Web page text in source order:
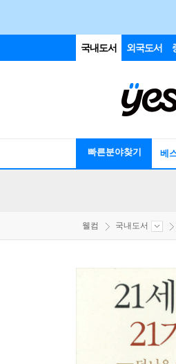
국내도서 외국도서
빠른분야찾기 베
웰컴 국내도서